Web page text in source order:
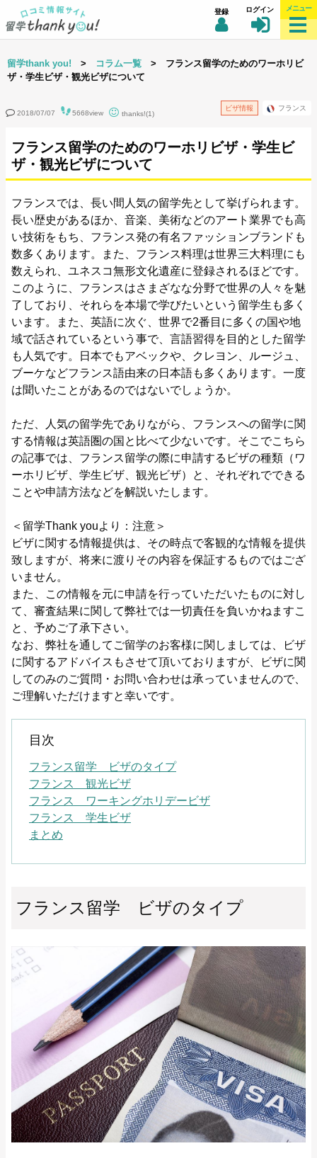
登録 ログイン メニュー
留学thank you! > コラム一覧 > フランス留学のためのワーホリビ
ザ・学生ビザ・観光ビザについて
2018/07/07 5668view thanks!(1)
フランス
ビザ情報
フランス留学のためのワーホリビザ・学生ビ
ザ・観光ビザについて
フランスでは、長い間人気の留学先として挙げられます。
長い歴史があるほか、音楽、美術などのアート業界でも高
い技術をもち、フランス発の有名ファッションブランドも
数多くあります。また、フランス料理は世界三大料理にも
数えられ、ユネスコ無形文化遺産に登録されるほどです。
このように、フランスはさまざなな分野で世界の人々を魅
了しており、それらを本場で学びたいという留学生も多く
います。また、英語に次ぐ、世界で2番目に多くの国や地
域で話されているという事で、言語習得を目的とした留学
も人気です。日本でもアベックや、クレヨン、ルージュ、
ブーケなどフランス語由来の日本語も多くあります。一度
は聞いたことがあるのではないでしょうか。
ただ、人気の留学先でありながら、フランスへの留学に関
する情報は英語圏の国と比べて少ないです。そこでこちら
の記事では、フランス留学の際に申請するビザの種類（ワ
ーホリビザ、学生ビザ、観光ビザ）と、それぞれでできる
ことや申請方法などを解説いたします。
＜留学Thank youより：注意＞
ビザに関する情報提供は、その時点で客観的な情報を提供
致しますが、将来に渡りその内容を保証するものではござ
いません。
また、この情報を元に申請を行っていただいたものに対し
て、審査結果に関して弊社では一切責任を負いかねますこ
と、予めご了承下さい。
なお、弊社を通してご留学のお客様に関しましては、ビザ
に関するアドバイスもさせて頂いておりますが、ビザに関
してのみのご質問・お問い合わせは承っていませんので、
ご理解いただけますと幸いです。
目次
フランス留学 ビザのタイプ
フランス 観光ビザ
フランス ワーキングホリデービザ
フランス 学生ビザ
まとめ
フランス留学 ビザのタイプ